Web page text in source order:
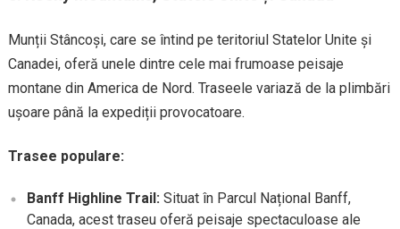
Munții Stâncoși, care se întind pe teritoriul Statelor Unite și
Canadei, oferă unele dintre cele mai frumoase peisaje
montane din America de Nord. Traseele variază de la plimbări
ușoare până la expediții provocatoare.
Trasee populare:
Banff Highline Trail: Situat în Parcul Național Banff,
Canada, acest traseu oferă peisaje spectaculoase ale